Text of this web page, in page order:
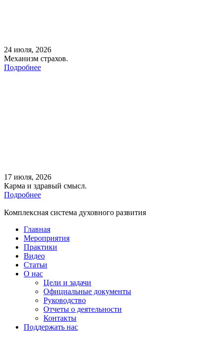
24 июля, 2026
Механизм страхов.
Подробнее
17 июля, 2026
Карма и здравый смысл.
Подробнее
Комплексная система духовного развития
Главная
Мероприятия
Практики
Видео
Статьи
О нас
Цели и задачи
Официальные документы
Руководство
Отчеты о деятельности
Контакты
Поддержать нас